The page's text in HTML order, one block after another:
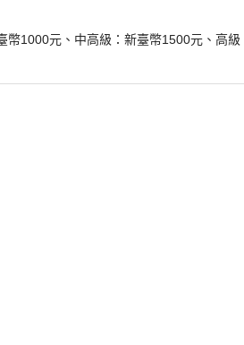
幣1000元、中高級：新臺幣1500元、高